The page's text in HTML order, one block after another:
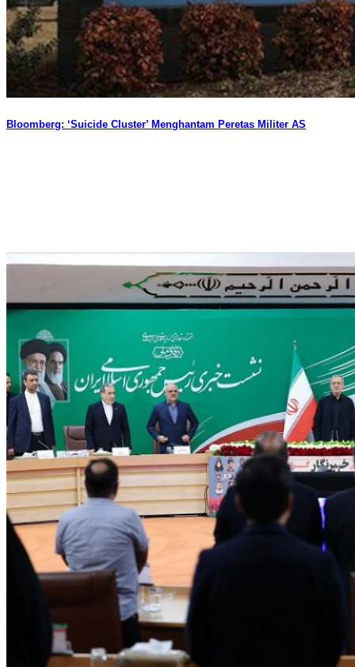
Bloomberg: ‘Suicide Cluster’ Menghantam Peretas Militer AS